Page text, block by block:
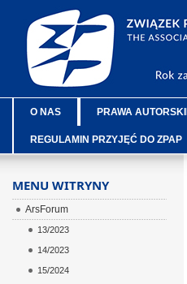
O NAS PRAWA
REGULAMIN PRZYJĘĆ DO ZPAP
MENU WITRYNY
ArsForum
13/2023
14/2023
15/2024